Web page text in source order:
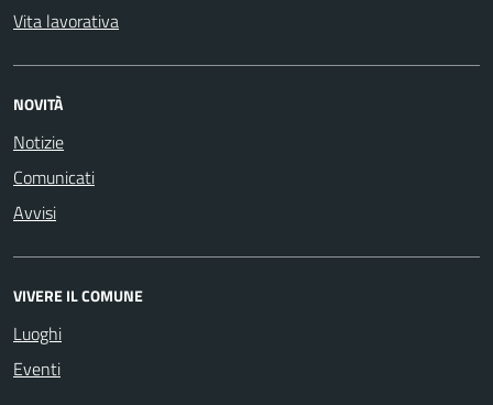
Vita lavorativa
NOVITÀ
Notizie
Comunicati
Avvisi
VIVERE IL COMUNE
Luoghi
Eventi